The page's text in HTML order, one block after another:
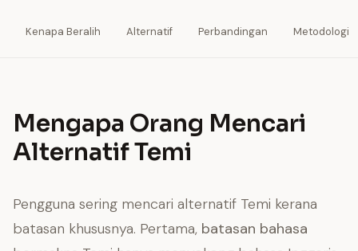
Kenapa Beralih Alternatif Perbandingan Metodologi
Mengapa Orang Mencari
Alternatif Temi
Pengguna sering mencari alternatif Temi kerana
batasan khususnya. Pertama, batasan bahasa